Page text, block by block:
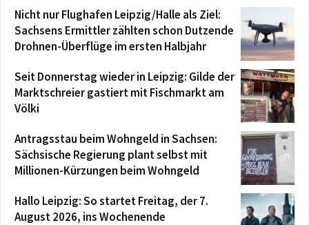
Nicht nur Flughafen Leipzig/Halle als Ziel:
Sachsens Ermittler zählten schon Dutzende
Drohnen-Überflüge im ersten Halbjahr
Seit Donnerstag wieder in Leipzig: Gilde der
Marktschreier gastiert mit Fischmarkt am
Völki
Antragsstau beim Wohngeld in Sachsen:
Sächsische Regierung plant selbst mit
Millionen-Kürzungen beim Wohngeld
Hallo Leipzig: So startet Freitag, der 7.
August 2026, ins Wochenende